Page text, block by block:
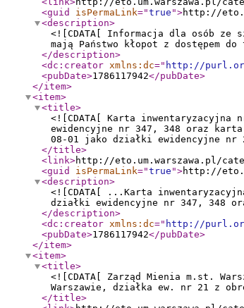
<guid
isPermaLink="true ">http://
<description>
<![CDATA[ Informacja dla osób ze
mają Państwo kłopot z
</description>
<dc:creator xmlns:dc=" http://
<pubDate>1786117942</pubDate>
</item>
<item>
<title>
<![CDATA[ Karta inwentaryzacyjna
ewidencyjne nr 347, 348 oraz
08-01 jako działki ewidencyjne
</title>
<link>http://eto.um.warszawa.pl/
<guid
isPermaLink="true ">http://
<description>
<![CDATA[ ...Karta
działki ewidencyjne nr 347, 348
</description>
<dc:creator xmlns:dc=" http://
<pubDate>1786117942</pubDate>
</item>
<item>
<title>
<![CDATA[ Zarząd Mienia m.st.
Warszawie, działka ew. nr 21 z
</title>